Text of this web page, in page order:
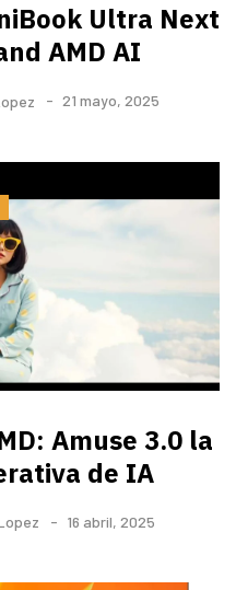
Ultra ​Next
AMD AI
21 mayo, 2025
Amuse 3.0 la
de IA
16 abril, 2025